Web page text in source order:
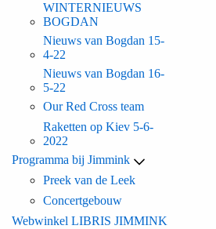
WINTERNIEUWS
BOGDAN
Nieuws van Bogdan 15-
4-22
Nieuws van Bogdan 16-
5-22
Our Red Cross team
Raketten op Kiev 5-6-
2022
Programma bij Jimmink
Preek van de Leek
Concertgebouw
Webwinkel LIBRIS JIMMINK